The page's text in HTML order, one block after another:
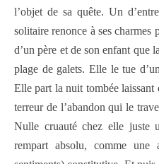
l’objet de sa quête. Un
solitaire renonce à ses charmes
d’un père et de son enfant que
plage de galets. Elle le tue
Elle part la nuit tombée
terreur de l’abandon qui le
Nulle cruauté chez elle juste
rempart absolu, comme une